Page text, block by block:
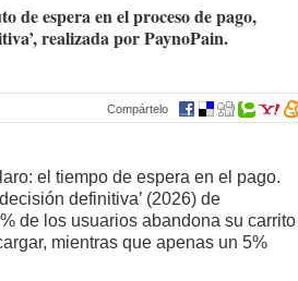
de espera en el proceso de pago,
realizada por PaynoPain.
Compártelo
el tiempo de espera en el pago.
definitiva’ (2026) de
de los usuarios abandona su carrito
mientras que apenas un 5%